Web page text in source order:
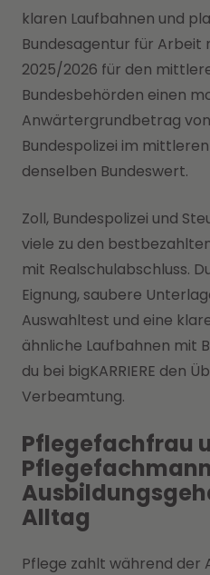
klaren Laufbahnen und
Bundesagentur für Arbeit
2025/2026 für den
Bundesbehörden einen
Anwärtergrundbetrag
Bundespolizei im
denselben Bundeswert.
Zoll, Bundespolizei und
viele zu den
mit Realschulabschluss.
Eignung, saubere
Auswahltest und eine
ähnliche Laufbahnen mit
du bei bigKARRIERE den
Verbeamtung.
Pflegefachfrau
Alltag
Pflege zahlt während der